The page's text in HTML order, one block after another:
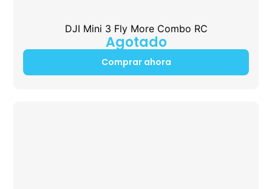
DJI Mini 3 Fly More Combo RC
Agotado
Comprar ahora